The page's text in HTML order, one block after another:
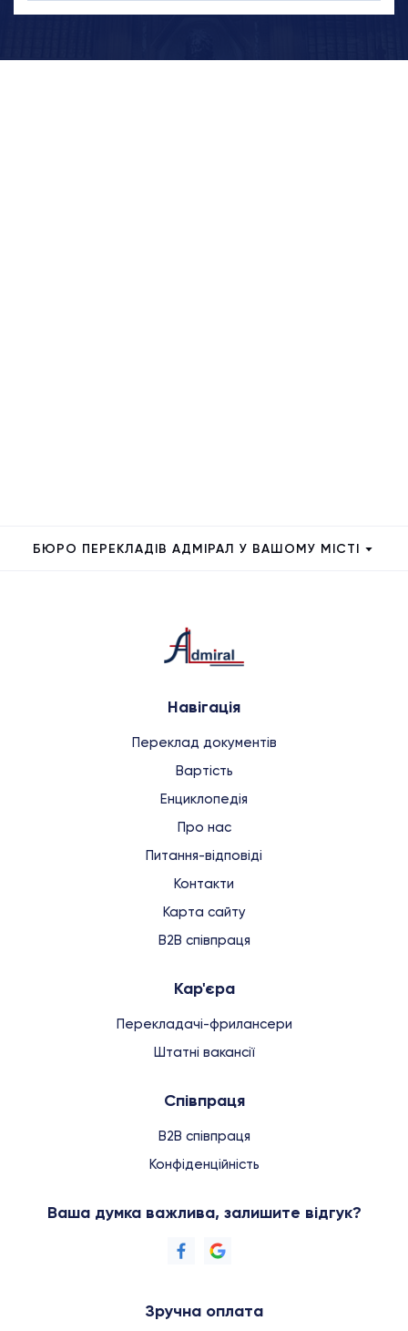
БЮРО ПЕРЕКЛАДІВ АДМІРАЛ У ВАШОМУ МІСТІ
Навігація
Переклад документів
Вартість
Енциклопедія
Про нас
Питання-відповіді
Контакти
Карта сайту
B2B співпраця
Кар'єра
Перекладачі-фрилансери
Штатні вакансії
Співпраця
B2B співпраця
Конфіденційність
Ваша думка важлива, залишите відгук?
Зручна оплата